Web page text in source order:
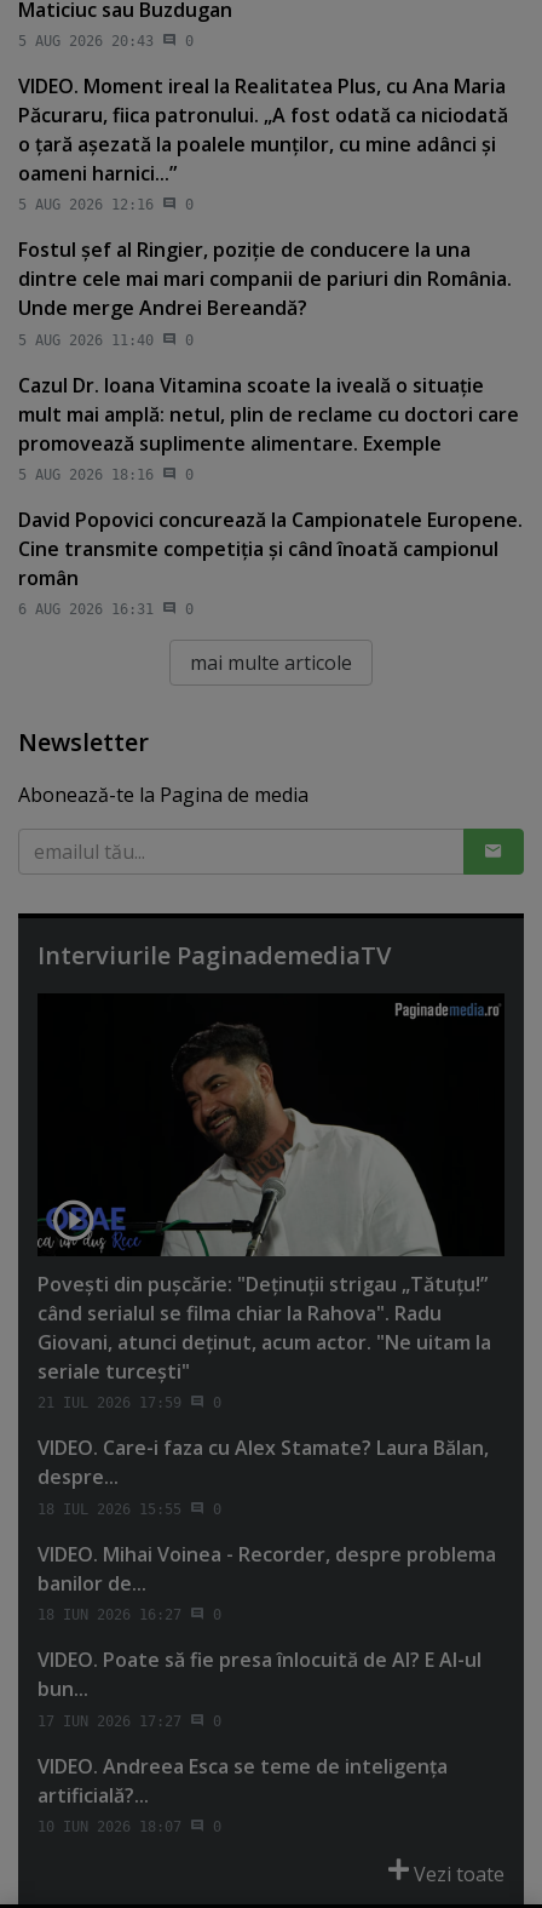
Maticiuc sau Buzdugan
5 AUG 2026 20:43 0
VIDEO. Moment ireal la Realitatea Plus, cu Ana Maria
Păcuraru, fiica patronului. „A fost odată ca niciodată
o ţară aşezată la poalele munţilor, cu mine adânci şi
oameni harnici...”
5 AUG 2026 12:16 0
Fostul şef al Ringier, poziţie de conducere la una
dintre cele mai mari companii de pariuri din România.
Unde merge Andrei Bereandă?
5 AUG 2026 11:40 0
Cazul Dr. Ioana Vitamina scoate la iveală o situaţie
mult mai amplă: netul, plin de reclame cu doctori care
promovează suplimente alimentare. Exemple
5 AUG 2026 18:16 0
David Popovici concurează la Campionatele Europene.
Cine transmite competiţia şi când înoată campionul
român
6 AUG 2026 16:31 0
mai multe articole
Newsletter
Abonează-te la Pagina de media
Interviurile PaginademediaTV
Poveşti din puşcărie: "Deţinuţii strigau „Tătuţu!”
când serialul se filma chiar la Rahova". Radu
Giovani, atunci deţinut, acum actor. "Ne uitam la
seriale turceşti"
21 IUL 2026 17:59 0
VIDEO. Care-i faza cu Alex Stamate? Laura Bălan,
despre...
18 IUL 2026 15:55 0
VIDEO. Mihai Voinea - Recorder, despre problema
banilor de...
18 IUN 2026 16:27 0
VIDEO. Poate să fie presa înlocuită de AI? E AI-ul
bun...
17 IUN 2026 17:27 0
VIDEO. Andreea Esca se teme de inteligenţa
artificială?...
10 IUN 2026 18:07 0
Vezi toate